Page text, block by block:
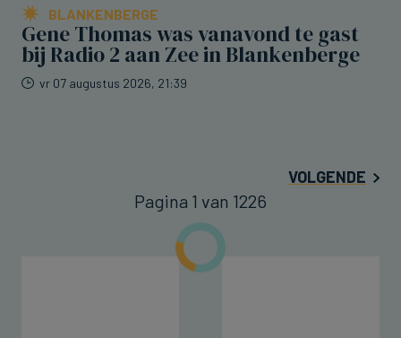
BLANKENBERGE
Gene Thomas was vanavond te gast
bij Radio 2 aan Zee in Blankenberge
vr 07 augustus 2026, 21:39
VOLGENDE
Pagina 1 van 1226